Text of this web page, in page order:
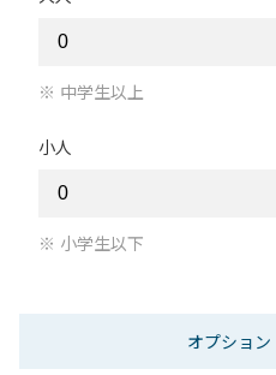
中学生以上
小人
小学生以下
オプション